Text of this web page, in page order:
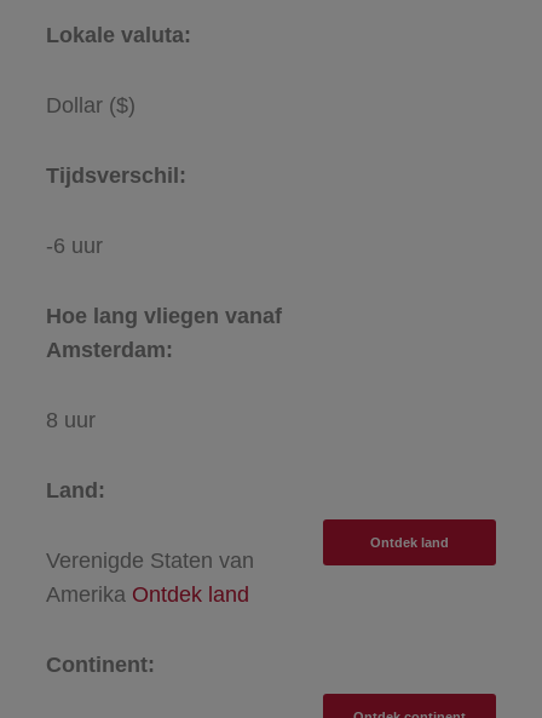
Lokale valuta:
Dollar ($)
Tijdsverschil:
-6 uur
Hoe lang vliegen vanaf
Amsterdam:
8 uur
Land:
Verenigde Staten van
Amerika Ontdek land
Ontdek land
Continent: